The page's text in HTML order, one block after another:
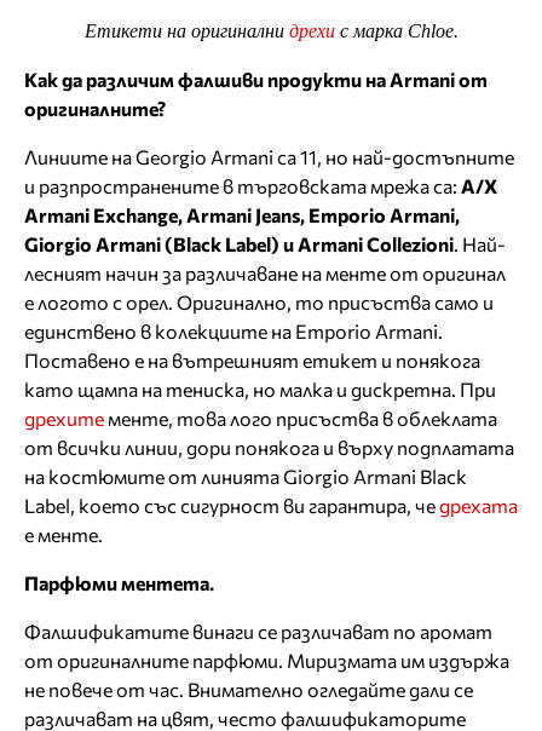
Етикети на оригинални дрехис марка Chloe.
Как да различим фалшиви продукти на Armani oт
оригиналните?
Линиите на Georgio Armani са 11, но най-достъпните
и разпространените в търговската мрежа са: A/X
Armani Exchange, Armani Jeans, Emporio Armani,
Giorgio Armani (Black Label) и Armani Collezioni . Най-
лесният начин за различаване на менте от оригинал
е логото с орел. Оригинално, то присъства само и
единствено в колекциите на Emporio Armani.
Поставено е на вътрешният етикет и понякога
като щампа на тениска, но малка и дискретна. При
дрехите менте, това лого присъства в облеклата
от всички линии, дори понякога и върху подплатата
на костюмите от линията Giorgio Armani Black
Label, което със сигурност ви гарантира, чедрехата
е менте.
Парфюми ментета.
Фалшификатите винаги се различават по аромат
от оригиналните парфюми. Миризмата им издържа
не повече от час. Внимателно огледайте дали се
различават на цвят, често фалшификаторите